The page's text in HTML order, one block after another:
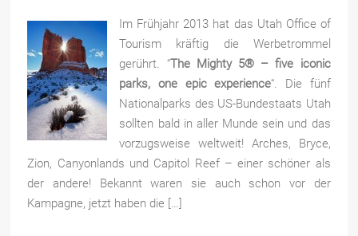
Im Frühjahr 2013 hat das Utah Office of
Tourism kräftig die Werbetrommel
gerührt. “The Mighty 5® – five iconic
parks, one epic experience“. Die fünf
Nationalparks des US-Bundestaats Utah
sollten bald in aller Munde sein und das
vorzugsweise weltweit! Arches, Bryce,
Zion, Canyonlands und Capitol Reef – einer schöner als
der andere! Bekannt waren sie auch schon vor der
Kampagne, jetzt haben die […]